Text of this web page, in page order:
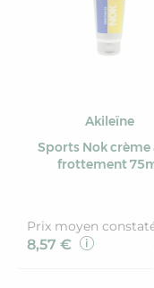
Akileïne
Sports Nok crème
frottement
Prix moyen
8,57 €